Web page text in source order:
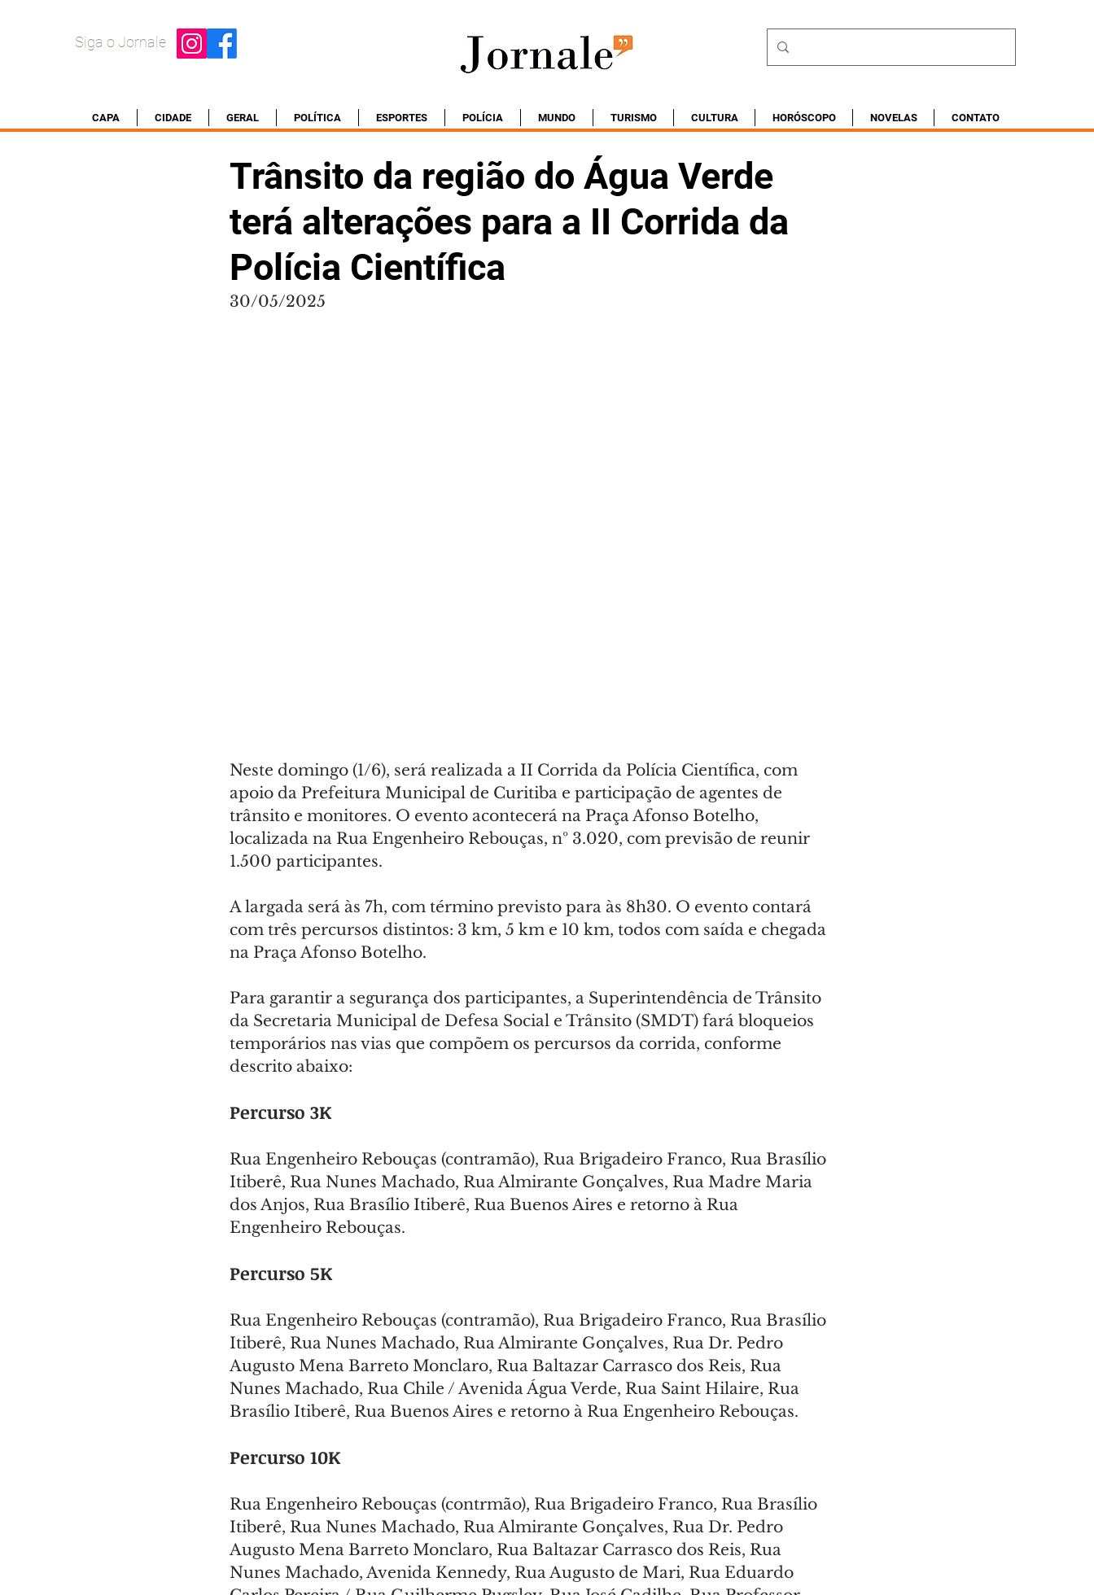
Siga o Jornale
CAPA CIDADE GERAL POLÍTICA ESPORTES POLÍCIA MUNDO TURISMO CULTURA HORÓSCOPO NOVELAS CONTATO
Trânsito da região do Água Verde
terá alterações para a II Corrida da
Polícia Científica
30/05/2025
Neste domingo (1/6), será realizada a II Corrida da Polícia Científica, com
apoio da Prefeitura Municipal de Curitiba e participação de agentes de
trânsito e monitores. O evento acontecerá na Praça Afonso Botelho,
localizada na Rua Engenheiro Rebouças, nº 3.020, com previsão de reunir
1.500 participantes.
A largada será às 7h, com término previsto para às 8h30. O evento contará
com três percursos distintos: 3 km, 5 km e 10 km, todos com saída e chegada
na Praça Afonso Botelho.
Para garantir a segurança dos participantes, a Superintendência de Trânsito
da Secretaria Municipal de Defesa Social e Trânsito (SMDT) fará bloqueios
temporários nas vias que compõem os percursos da corrida, conforme
descrito abaixo:
Percurso 3K
Rua Engenheiro Rebouças (contramão), Rua Brigadeiro Franco, Rua Brasílio
Itiberê, Rua Nunes Machado, Rua Almirante Gonçalves, Rua Madre Maria
dos Anjos, Rua Brasílio Itiberê, Rua Buenos Aires e retorno à Rua
Engenheiro Rebouças.
Percurso 5K
Rua Engenheiro Rebouças (contramão), Rua Brigadeiro Franco, Rua Brasílio
Itiberê, Rua Nunes Machado, Rua Almirante Gonçalves, Rua Dr. Pedro
Augusto Mena Barreto Monclaro, Rua Baltazar Carrasco dos Reis, Rua
Nunes Machado, Rua Chile / Avenida Água Verde, Rua Saint Hilaire, Rua
Brasílio Itiberê, Rua Buenos Aires e retorno à Rua Engenheiro Rebouças.
Percurso 10K
Rua Engenheiro Rebouças (contrmão), Rua Brigadeiro Franco, Rua Brasílio
Itiberê, Rua Nunes Machado, Rua Almirante Gonçalves, Rua Dr. Pedro
Augusto Mena Barreto Monclaro, Rua Baltazar Carrasco dos Reis, Rua
Nunes Machado, Avenida Kennedy, Rua Augusto de Mari, Rua Eduardo